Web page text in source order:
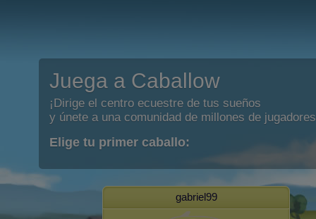
Juega a Caballow
¡Dirige el centro ecuestre de tus sueños
y únete a una comunidad de millones de
Elige tu primer caballo:
gabriel99